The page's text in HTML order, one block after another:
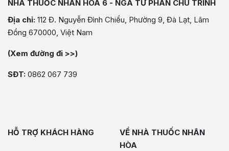
NHÀ THUỐC NHÂN HÒA 6 - NGÃ TƯ PHAN CHU TRINH
Địa chỉ: 112 Đ. Nguyễn Đình Chiểu, Phường 9, Đà Lạt, Lâm
Đồng 670000, Việt Nam
(Xem đường đi >>)
SĐT: 0862 067 739
HỖ TRỢ KHÁCH HÀNG
VỀ NHÀ THUỐC NHÂN
HÒA